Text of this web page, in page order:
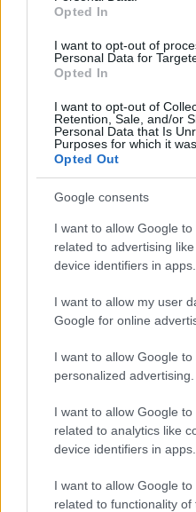
Opted In
I want to opt-out of
Personal Data for
Opted In
I want to opt-out of
Retention, Sale, and/or
Personal Data that Is
Purposes for which it
Opted Out
Google consents
I want to allow Google
related to advertising
device identifiers in apps.
I want to allow my user
Google for online
I want to allow Google to
personalized advertising.
I want to allow Google
related to analytics like
device identifiers in apps.
I want to allow Google
related to functionality of
NECROLOGIE
Mario Malu
Paolo Pinna
Martina
I nostri cari
I nostri cari